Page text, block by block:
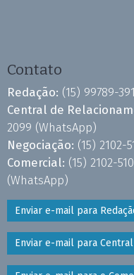
Contato
Redação: (15) 99789-
Central de
2099 (WhatsApp)
Negociação: (15) 2102-
Comercial: (15) 2102-
(WhatsApp)
Enviar e-mail para
Enviar e-mail para